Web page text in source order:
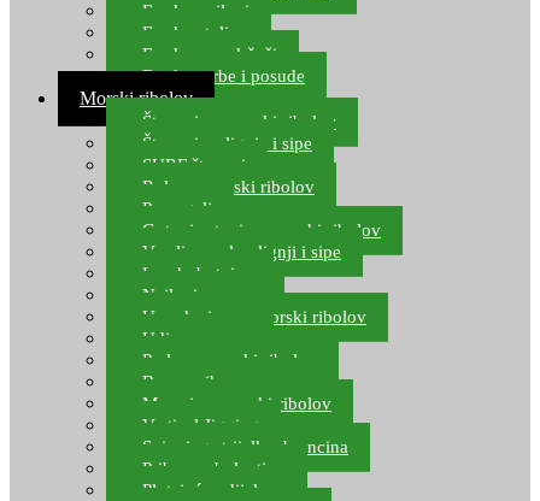
Feeder najloni
Feeder stolice
Feeder arm držači
Feeder torbe i posude
Morski ribolov
Štapovi za morski ribolov
Štapovi za lignje i sipe
SURF štapovi
Role za morski ribolov
Parangali
Gotovi setovi za morski ribolov
Varalice za lov lignji i sipe
Lov hobotnice
Najloni za more
Upredenice za morski ribolov
Udice za more
Perle za morski ribolov
Brum prihrana za more
Mamci za morski ribolov
Vertical Jigging
Spinning strijelke, brancina
Pribor za bolentino
Plutajuća odijela